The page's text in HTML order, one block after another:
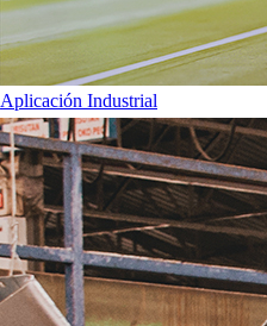
Aplicación Industrial